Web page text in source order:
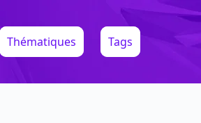
Thématiques Tags